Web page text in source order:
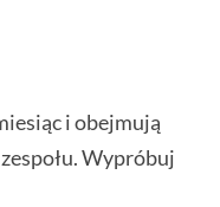
i obejmują
Wypróbuj